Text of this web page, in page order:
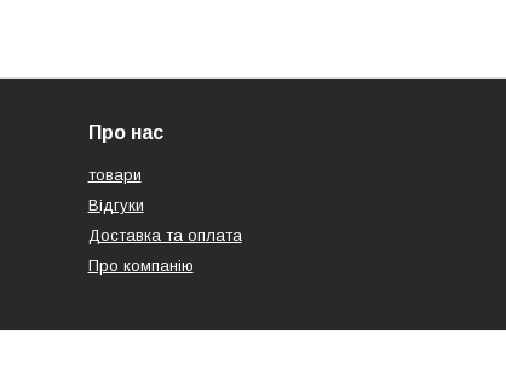
Про нас
товари
Відгуки
Доставка та оплата
Про компанію